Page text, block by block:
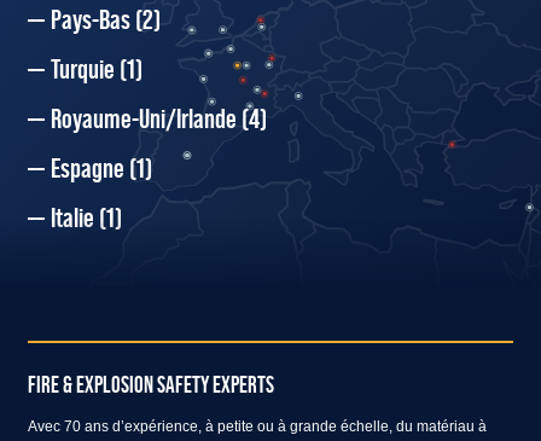
Pays-Bas(2)
Turquie (1)
Royaume-Uni/Irlande (4)
Espagne (1)
Italie (1)
FIRE & EXPLOSION SAFETY EXPERTS
Avec 70 ans d’expérience, à petite ou à grande échelle, du matériau à